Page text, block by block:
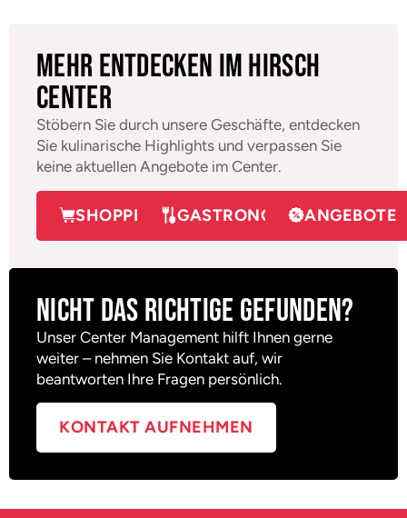
Mehr entdecken im Hirsch
Center
Stöbern Sie durch unsere Geschäfte, entdecken
Sie kulinarische Highlights und verpassen Sie
keine aktuellen Angebote im Center.
SHOPPING GASTRONOMIEANGEBOTE
Nicht das Richtige gefunden?
Unser Center Management hilft Ihnen gerne
weiter – nehmen Sie Kontakt auf, wir
beantworten Ihre Fragen persönlich.
KONTAKT AUFNEHMEN